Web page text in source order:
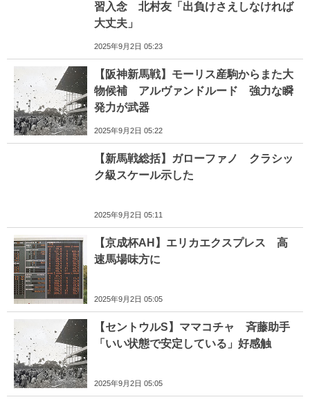
習入念 北村友「出負けさえしなければ
大丈夫」
2025年9月2日 05:23
【阪神新馬戦】モーリス産駒からまた大
物候補 アルヴァンドルード 強力な瞬
発力が武器
2025年9月2日 05:22
【新馬戦総括】ガローファノ クラシッ
ク級スケール示した
2025年9月2日 05:11
【京成杯AH】エリカエクスプレス 高
速馬場味方に
2025年9月2日 05:05
【セントウルS】ママコチャ 斉藤助手
「いい状態で安定している」好感触
2025年9月2日 05:05